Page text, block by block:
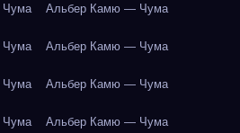
Альбер Камю — Чума
Альбер Камю — Чума
Альбер Камю — Чума
Альбер Камю — Чума